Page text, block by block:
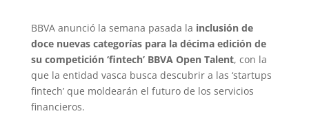
BBVA anunció la semana pasada la inclusión de
doce nuevas categorías para la décima edición de
su competición ‘fintech’ BBVA Open Talent, con la
que la entidad vasca busca descubrir a las ‘startups
fintech’ que moldearán el futuro de los servicios
financieros.